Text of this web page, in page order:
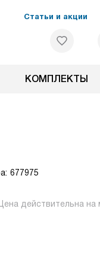
Статьи и акции
КОМПЛЕКТЫ
677975
Цена действительна